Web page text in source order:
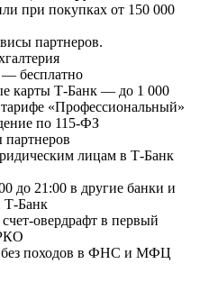
при покупках от 150 000
партнеров.
бесплатно
карты Т-Банк — до 1 000
«Профессиональный»
по 115-ФЗ
партнеров
лицам в Т-Банк
до 21:00 в другие банки и
Т-Банк
овердрафт в первый
походов в ФНС и МФЦ